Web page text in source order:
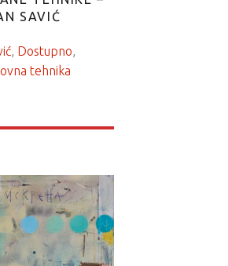
SAVIĆ
, Dostupno
tehnika